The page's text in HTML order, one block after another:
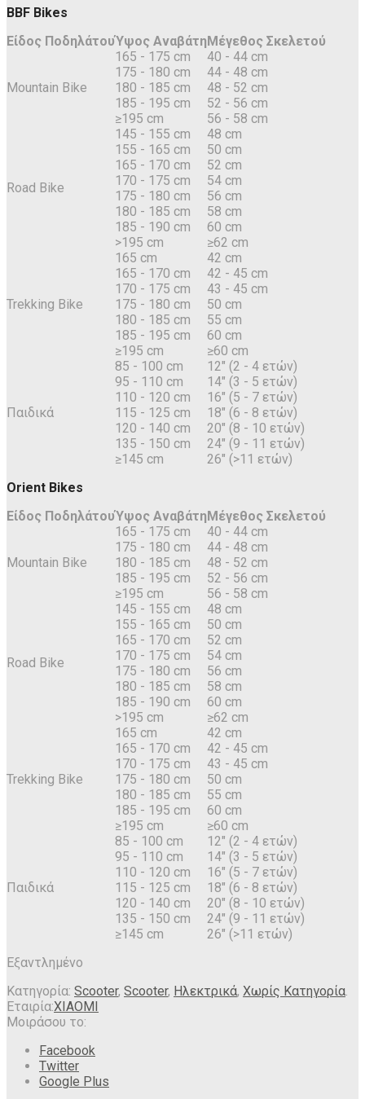
BBF Bikes
Είδος ΠοδηλάτουΎψος ΑναβάτηΜέγεθος Σκελετού
Mountain Bike
165 - 175 cm
175 - 180 cm
180 - 185 cm
185 - 195 cm
≥195 cm
40 - 44 cm
44 - 48 cm
48 - 52 cm
52 - 56 cm
56 - 58 cm
Road Bike
145 - 155 cm
155 - 165 cm
165 - 170 cm
170 - 175 cm
175 - 180 cm
180 - 185 cm
185 - 190 cm
>195 cm
48 cm
50 cm
52 cm
54 cm
56 cm
58 cm
60 cm
≥62 cm
Trekking Bike
165 cm
165 - 170 cm
170 - 175 cm
175 - 180 cm
180 - 185 cm
185 - 195 cm
≥195 cm
42 cm
42 - 45 cm
43 - 45 cm
50 cm
55 cm
60 cm
≥60 cm
Παιδικά
85 - 100 cm
95 - 110 cm
110 - 120 cm
115 - 125 cm
120 - 140 cm
135 - 150 cm
≥145 cm
12" (2 - 4 ετών)
14" (3 - 5 ετών)
16" (5 - 7 ετών)
18" (6 - 8 ετών)
20" (8 - 10 ετών)
24" (9 - 11 ετών)
26" (>11 ετών)
Orient Bikes
Είδος ΠοδηλάτουΎψος ΑναβάτηΜέγεθος Σκελετού
Mountain Bike
165 - 175 cm
175 - 180 cm
180 - 185 cm
185 - 195 cm
≥195 cm
40 - 44 cm
44 - 48 cm
48 - 52 cm
52 - 56 cm
56 - 58 cm
Road Bike
145 - 155 cm
155 - 165 cm
165 - 170 cm
170 - 175 cm
175 - 180 cm
180 - 185 cm
185 - 190 cm
>195 cm
48 cm
50 cm
52 cm
54 cm
56 cm
58 cm
60 cm
≥62 cm
Trekking Bike
165 cm
165 - 170 cm
170 - 175 cm
175 - 180 cm
180 - 185 cm
185 - 195 cm
≥195 cm
42 cm
42 - 45 cm
43 - 45 cm
50 cm
55 cm
60 cm
≥60 cm
Παιδικά
85 - 100 cm
95 - 110 cm
110 - 120 cm
115 - 125 cm
120 - 140 cm
135 - 150 cm
≥145 cm
12" (2 - 4 ετών)
14" (3 - 5 ετών)
16" (5 - 7 ετών)
18" (6 - 8 ετών)
20" (8 - 10 ετών)
24" (9 - 11 ετών)
26" (>11 ετών)
Εξαντλημένο
Κατηγορία: Scooter, Scooter, Ηλεκτρικά, Χωρίς Κατηγορία
Εταιρία:XIAOMI
Μοιράσου το:
Facebook
Twitter
Google Plus